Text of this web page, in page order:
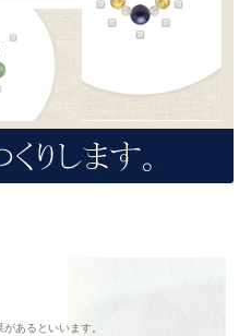
あるといいます。